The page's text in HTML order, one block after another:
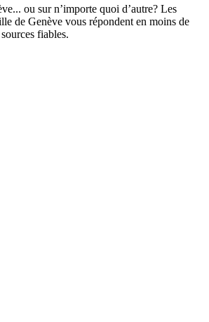
ou sur n’importe quoi d’autre? Les
de Genève vous répondent en moins de
fiables.